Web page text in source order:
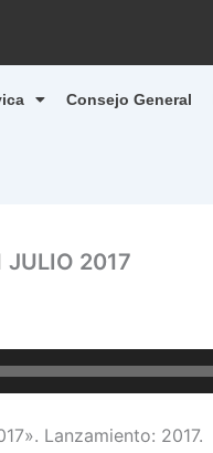
Consejo General
JULIO 2017
Lanzamiento: 2017.